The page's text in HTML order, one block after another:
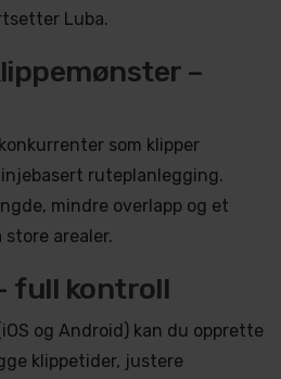
Luba.
–
som klipper
ruteplanlegging.
mindre overlapp og et
arealer.
full kontroll
og Android) kan du opprette
klippetider, justere